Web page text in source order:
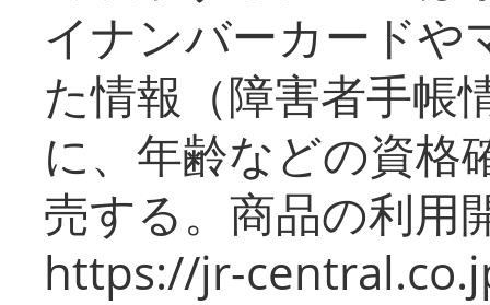
イナンバーカードや
た情報（障害者手帳
に、年齢などの資格
売する。商品の利用
https://jr-